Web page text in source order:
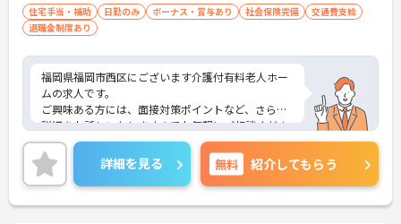
住宅手当・補助 日勤のみ ボーナス・賞与あり 社会保険完備
交通費支給
退職金制度あり
福岡県福岡市西区にございます介護付有料老人ホー
ムの求人です。
ご興味ある方には、面接対策ポイントなど、さらに
詳細をお話しいたしますのでお気軽にご相談くださ
い！
詳細を見る 無料 紹介してもらう